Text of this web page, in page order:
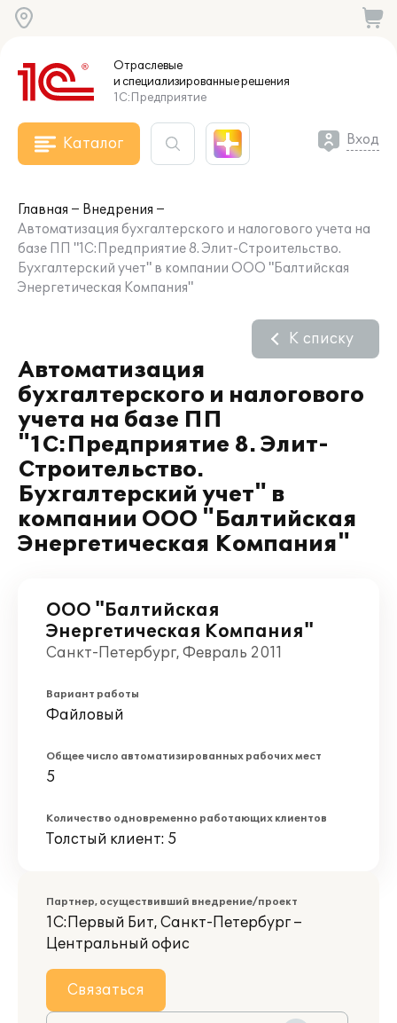
Отраслевые
и специализированныерешения
1С:Предприятие
Каталог Вход
Главная
Внедрения
Автоматизация бухгалтерского и налогового учета на
базе ПП "1С:Предприятие 8. Элит-Строительство.
Бухгалтерский учет" в компании ООО "Балтийская
Энергетическая Компания"
Автоматизация
бухгалтерского и налогового
учета на базе ПП
"1С:Предприятие 8. Элит-
Строительство.
Бухгалтерский учет" в
компании ООО "Балтийская
Энергетическая Компания"
К списку
ООО "Балтийская
Энергетическая Компания"
Санкт-Петербург, Февраль 2011
Вариант работы
Файловый
Общее число автоматизированных рабочих мест
5
Количество одновременно работающих клиентов
Толстый клиент: 5
Партнер, осуществивший внедрение/проект
1С:Первый Бит, Санкт-Петербург –
Центральный офис
Связаться